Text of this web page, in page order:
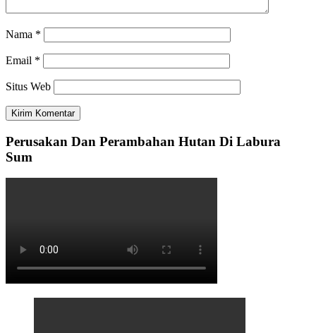
Nama *
Email *
Situs Web
Perusakan Dan Perambahan Hutan Di Labura
Sum